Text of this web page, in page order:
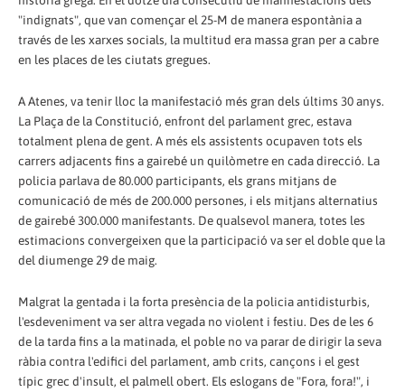
"indignats", que van començar el 25-M de manera espontània a
través de les xarxes socials, la multitud era massa gran per a cabre
en les places de les ciutats gregues.
A Atenes, va tenir lloc la manifestació més gran dels últims 30 anys.
La Plaça de la Constitució, enfront del parlament grec, estava
totalment plena de gent. A més els assistents ocupaven tots els
carrers adjacents fins a gairebé un quilòmetre en cada direcció. La
policia parlava de 80.000 participants, els grans mitjans de
comunicació de més de 200.000 persones, i els mitjans alternatius
de gairebé 300.000 manifestants. De qualsevol manera, totes les
estimacions convergeixen que la participació va ser el doble que la
del diumenge 29 de maig.
Malgrat la gentada i la forta presència de la policia antidisturbis,
l'esdeveniment va ser altra vegada no violent i festiu. Des de les 6
de la tarda fins a la matinada, el poble no va parar de dirigir la seva
ràbia contra l'edifici del parlament, amb crits, cançons i el gest
típic grec d'insult, el palmell obert. Els eslogans de "Fora, fora!", i